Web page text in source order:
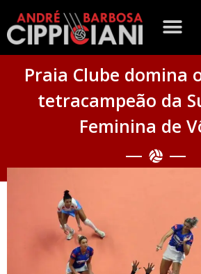
Praia Clube domina
tetracampeão da
Feminina de